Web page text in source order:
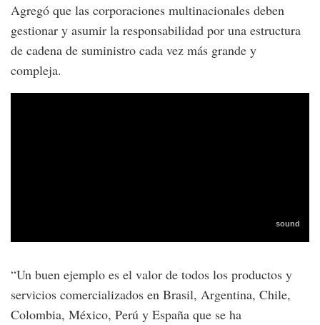
Agregó que las corporaciones multinacionales deben
gestionar y asumir la responsabilidad por una estructura
de cadena de suministro cada vez más grande y
compleja.
“Un buen ejemplo es el valor de todos los productos y
servicios comercializados en Brasil, Argentina, Chile,
Colombia, México, Perú y España que se ha